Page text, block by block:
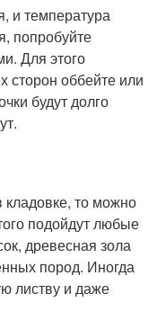
и температура
попробуйте
Для этого
сторон оббейте или
будут долго
кладовке, то можно
подойдут любые
древесная зола
пород. Иногда
листву и даже